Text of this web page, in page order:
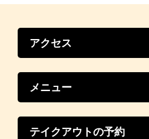
アクセス
メニュー
テイクアウトの予約